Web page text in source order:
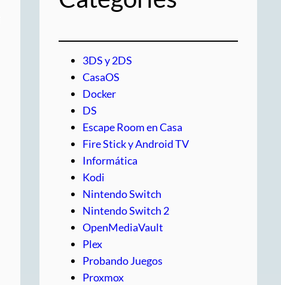
3DS y 2DS
CasaOS
Docker
DS
Escape Room en Casa
Fire Stick y Android TV
Informática
Kodi
Nintendo Switch
Nintendo Switch 2
OpenMediaVault
Plex
Probando Juegos
Proxmox